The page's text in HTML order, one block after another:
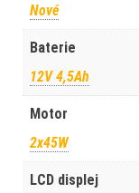
Nové
Baterie
12V 4,5Ah
Motor
2x45W
LCD displej